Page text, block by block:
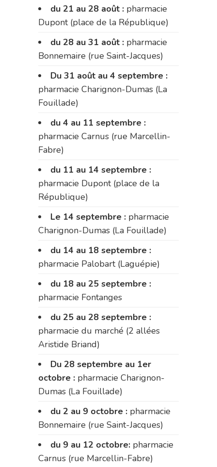
du 21 au 28 août : pharmacie
Dupont (place de la République)
du 28 au 31 août : pharmacie
Bonnemaire (rue Saint-Jacques)
Du 31 août au 4 septembre :
pharmacie Charignon-Dumas (La
Fouillade)
du 4 au 11 septembre :
pharmacie Carnus (rue Marcellin-
Fabre)
du 11 au 14 septembre :
pharmacie Dupont (place de la
République)
Le 14 septembre : pharmacie
Charignon-Dumas (La Fouillade)
du 14 au 18 septembre :
pharmacie Palobart (Laguépie)
du 18 au 25 septembre :
pharmacie Fontanges
du 25 au 28 septembre :
pharmacie du marché (2 allées
Aristide Briand)
Du 28 septembre au 1er
octobre : pharmacie Charignon-
Dumas (La Fouillade)
du 2 au 9 octobre : pharmacie
Bonnemaire (rue Saint-Jacques)
du 9 au 12 octobre: pharmacie
Carnus (rue Marcellin-Fabre)